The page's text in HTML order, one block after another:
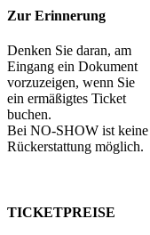
Zur Erinnerung
Denken Sie daran, am
Eingang ein Dokument
vorzuzeigen, wenn Sie
ein ermäßigtes Ticket
buchen.
Bei NO-SHOW ist keine
Rückerstattung möglich.
TICKETPREISE